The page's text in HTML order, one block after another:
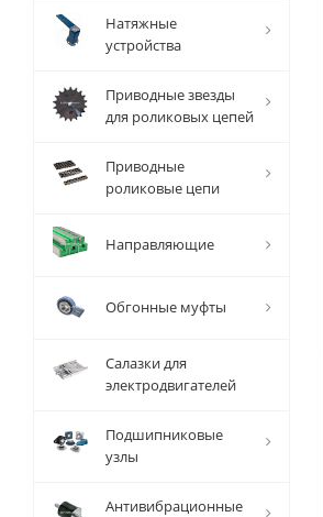
Натяжные
устройства
Приводные звезды
для роликовых цепей
Приводные
роликовые цепи
Направляющие
Обгонные муфты
Салазки для
электродвигателей
Подшипниковые
узлы
Антивибрационные